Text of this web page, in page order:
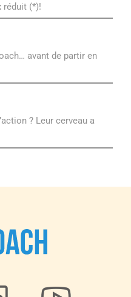
réduit (*)!
avant de partir en
? Leur cerveau a